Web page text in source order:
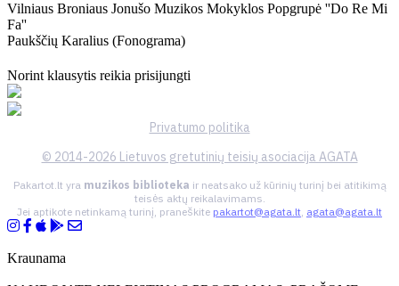
Vilniaus Broniaus Jonušo Muzikos Mokyklos Popgrupė ''do Re Mi
Fa''
Paukščių Karalius (fonograma)
Norint klausytis reikia prisijungti
Privatumo politika
© 2014-2026 Lietuvos gretutinių teisių asociacija AGATA
Pakartot.lt yra muzikos biblioteka ir neatsako už kūrinių turinį bei atitikimą
teisės aktų reikalavimams.
Jei aptikote netinkamą turinį, praneškite pakartot@agata.lt, agata@agata.lt
Kraunama